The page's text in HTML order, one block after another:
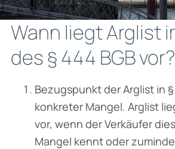
Wann liegt Arglist
des § 444 BGB vor?
Bezugspunkt der Arglist in
konkreter Mangel. Arglist
vor, wenn der Verkäufer
Mangel kennt oder